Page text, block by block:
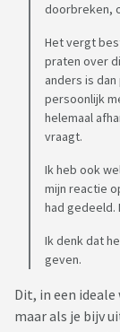
doorbreken,
Het vergt
praten over
anders is
persoonlijk
helemaal
vraagt.
Ik heb ook
mijn reactie
had gedeeld.
Ik denk dat
geven.
Dit, in een
maar als je bijv